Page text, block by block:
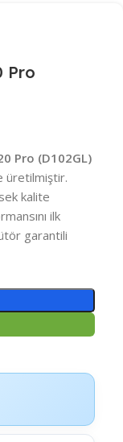
Pro
Pro (D102GL)
üretilmiştir.
kalite
ilk
garantili